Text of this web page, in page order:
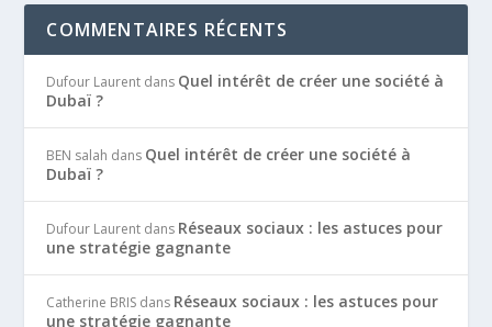
COMMENTAIRES RÉCENTS
Dufour Laurent dans Quel intérêt de créer une société à
Dubaï ?
BEN salah dans Quel intérêt de créer une société à
Dubaï ?
Dufour Laurent dans Réseaux sociaux : les astuces pour
une stratégie gagnante
Catherine BRIS dans Réseaux sociaux : les astuces pour
une stratégie gagnante